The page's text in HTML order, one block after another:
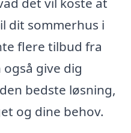
dit sommerhus i
flere tilbud fra
give dig
bedste løsning,
og dine behov.